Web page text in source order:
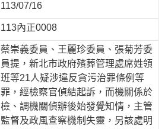
113/07/16
113內正0008
蔡崇義委員、王麗珍委員、張菊芳委
員提，新北市政府殯葬管理處席姓領
班等21人疑涉違反貪污治罪條例等
罪，經檢察官偵結起訴，而機關係於
檢、調機關偵辦後始發覺知情，主管
監督及政風查察機制失靈，另該處明